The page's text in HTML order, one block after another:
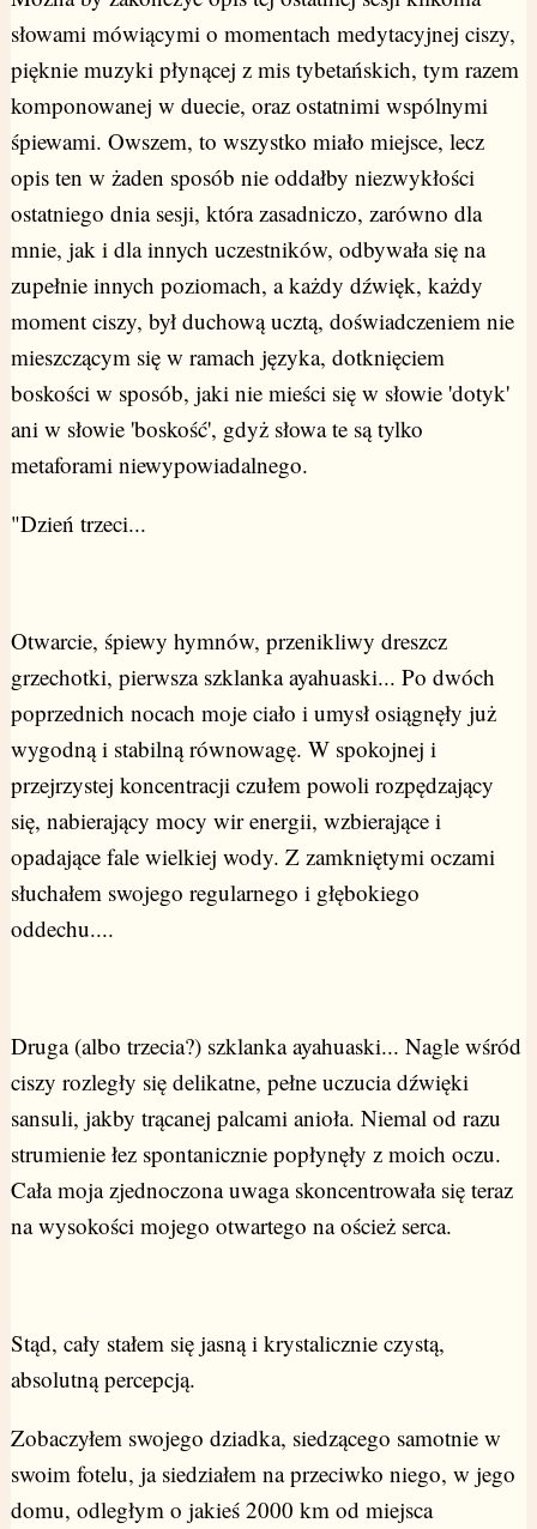
słowami mówiącymi o momentach medytacyjnej ciszy,
pięknie muzyki płynącej z mis tybetańskich, tym razem
komponowanej w duecie, oraz ostatnimi wspólnymi
śpiewami. Owszem, to wszystko miało miejsce, lecz
opis ten w żaden sposób nie oddałby niezwykłości
ostatniego dnia sesji, która zasadniczo, zarówno dla
mnie, jak i dla innych uczestników, odbywała się na
zupełnie innych poziomach, a każdy dźwięk, każdy
moment ciszy, był duchową ucztą, doświadczeniem nie
mieszczącym się w ramach języka, dotknięciem
boskości w sposób, jaki nie mieści się w słowie 'dotyk'
ani w słowie 'boskość', gdyż słowa te są tylko
metaforami niewypowiadalnego.
"Dzień trzeci...
Otwarcie, śpiewy hymnów, przenikliwy dreszcz
grzechotki, pierwsza szklanka ayahuaski... Po dwóch
poprzednich nocach moje ciało i umysł osiągnęły już
wygodną i stabilną równowagę. W spokojnej i
przejrzystej koncentracji czułem powoli rozpędzający
się, nabierający mocy wir energii, wzbierające i
opadające fale wielkiej wody. Z zamkniętymi oczami
słuchałem swojego regularnego i głębokiego
oddechu....
Druga (albo trzecia?) szklanka ayahuaski... Nagle wśród
ciszy rozległy się delikatne, pełne uczucia dźwięki
sansuli, jakby trącanej palcami anioła. Niemal od razu
strumienie łez spontanicznie popłynęły z moich oczu.
Cała moja zjednoczona uwaga skoncentrowała się teraz
na wysokości mojego otwartego na oścież serca.
Stąd, cały stałem się jasną i krystalicznie czystą,
absolutną percepcją.
Zobaczyłem swojego dziadka, siedzącego samotnie w
swoim fotelu, ja siedziałem na przeciwko niego, w jego
domu, odległym o jakieś 2000 km od miejsca